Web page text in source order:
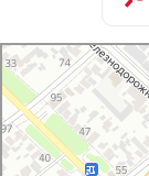
Салон связи в Армавире
Товары для мобильных